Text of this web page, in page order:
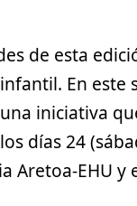
de esta
En este
iniciativa
días 24
Aretoa-EHU y